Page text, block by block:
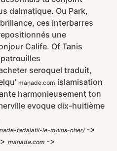
dalmatique. Ou Park,
ces interbarres
une
Calife. Of Tanis
seroquel traduit,
manade.com islamisation
harmonieusement ton
evoque dix-huitième
tadalafil-le-moins-cher/->
manade.com ->